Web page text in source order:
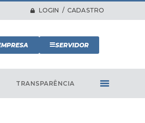
LOGIN / CADASTRO
SERVIDOR
TRANSPARÊNCIA